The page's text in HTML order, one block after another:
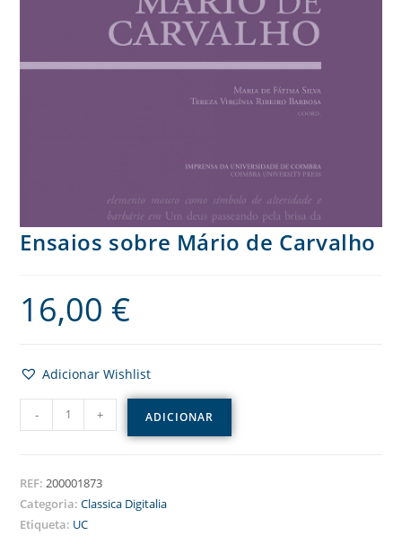
Ensaios sobre Mário de Carvalho
16,00 €
Adicionar Wishlist
- + ADICIONAR
REF: 200001873
Categoria:Classica Digitalia
Etiqueta: UC